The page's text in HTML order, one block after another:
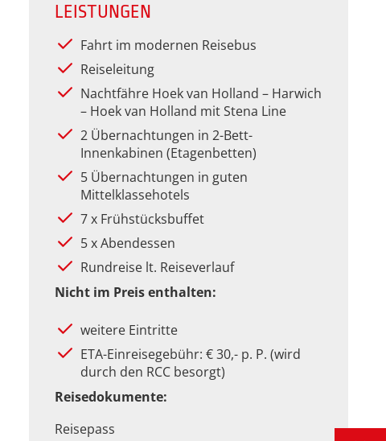
LEISTUNGEN
Fahrt im modernen Reisebus
Reiseleitung
Nachtfähre Hoek van Holland – Harwich
– Hoek van Holland mit Stena Line
2 Übernachtungen in 2-Bett-
Innenkabinen (Etagenbetten)
5 Übernachtungen in guten
Mittelklassehotels
7 x Frühstücksbuffet
5 x Abendessen
Rundreise lt. Reiseverlauf
Nicht im Preis enthalten:
weitere Eintritte
ETA-Einreisegebühr: € 30,- p. P. (wird
durch den RCC besorgt)
Reisedokumente:
Reisepass